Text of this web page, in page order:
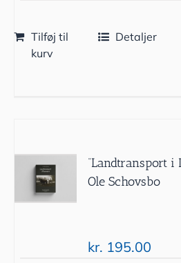
Tilføj til
kurv
Detaljer
“Landtransport i
Ole Schovsbo
kr. 195.00